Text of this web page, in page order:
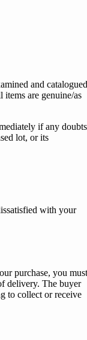
and catalogued
items are genuine/as
if any doubts
lot, or its
with your
purchase, you must
delivery. The buyer
to collect or receive